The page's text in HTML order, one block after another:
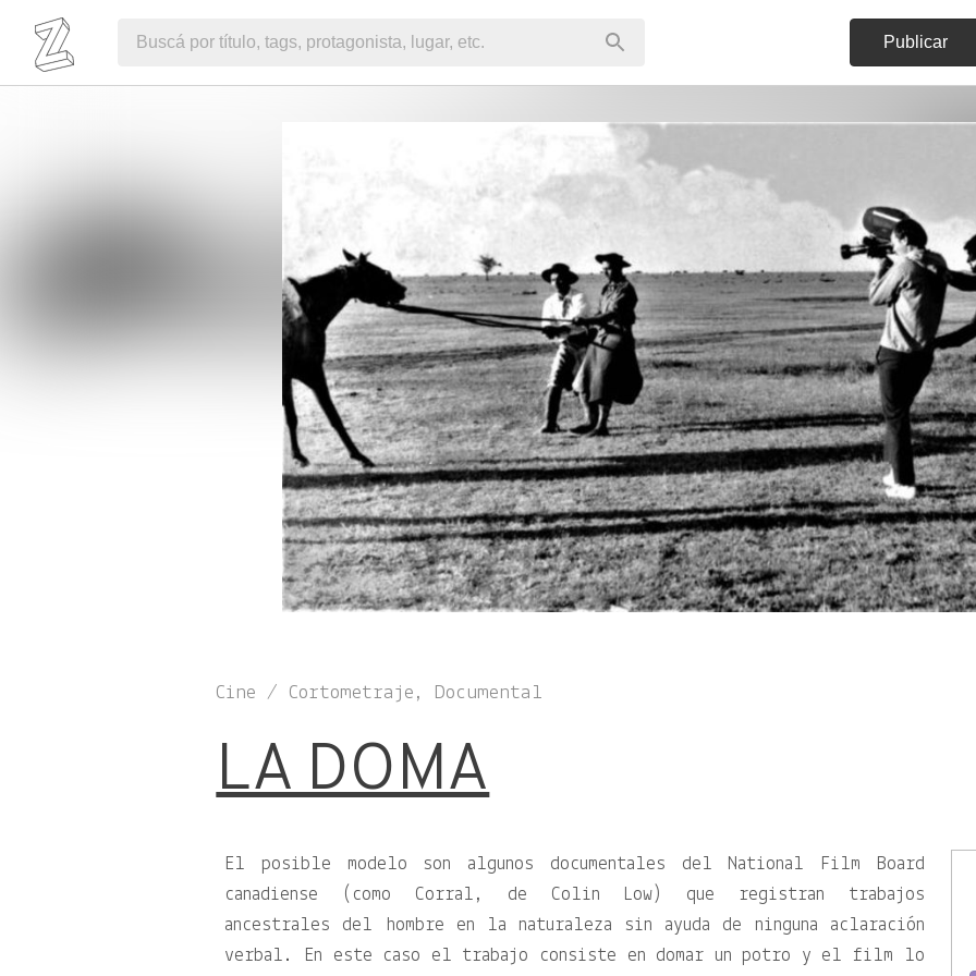
Publicar
Cine / Cortometraje, Documental
LA DOMA
El posible modelo son algunos documentales del National Film Board
canadiense (como Corral, de Colin Low) que registran trabajos
ancestrales del hombre en la naturaleza sin ayuda de ninguna aclaración
verbal. En este caso el trabajo consiste en domar un potro y el film lo